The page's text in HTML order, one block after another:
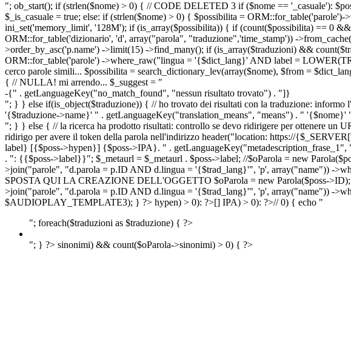
"; ob_start(); if (strlen($nome) > 0) { // CODE DELETED 3 if ($nome == '_casuale'):
$_is_casuale = true; else: if (strlen($nome) > 0) { $possibilita =
ini_set('memory_limit', '128M'); if (is_array($possibilita)) { if (count($possibilita) == 0
ORM::for_table('dizionario', 'd', array("parola", "traduzione",'time_stamp')) -
>order_by_asc('p.name') ->limit(15) ->find_many(); if (is_array($traduzioni) &&
ORM::for_table('parole') ->where_raw("lingua = '{$dict_lang}' AND label =
cerco parole simili... $possibilita = search_dictionary_lev(array($nome), $from =
{ // NULLA! mi arrendo... $_suggest = "
-{" . getLanguageKey("no_match_found", "nessun risultato trovato") . "]}
"; } } else if(is_object($traduzione)) { // ho trovato dei risultati con la traduzione: informo
'{$traduzione->name}' " . getLanguageKey("translation_means", "means") . "
"; } } else { // la ricerca ha prodotto risultati: controllo se devo ridirigere per ottenere un
ridirigo per avere il token della parola nell'indirizzo header("location: https://
label} [{$poss->hypen}] {$poss->IPA}. " .
. ": {{$poss->label}}"; $_metaurl = $_metaurl . $poss->label; //$oParola = new
>join("parole", "d.parola = p.ID AND d.lingua = '{$trad_lang}'", 'p', array("name")) -
SPOSTA QUI LA CREAZIONE DELL'OGGETTO $oParola = new Parola($poss-
>join("parole", "d.parola = p.ID AND d.lingua = '{$trad_lang}'", 'p', array("name")) -
$AUDIOPLAY_TEMPLATE3); } ?> hypen) > 0): ?>[] IPA) > 0): ?>// 0) { echo "
"; foreach($traduzioni as $traduzione) { ?>
"; } ?> sinonimi) && count($oParola->sinonimi) > 0) { ?>